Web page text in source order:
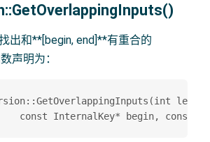
出和**[begin, end]**有重合的
声明为：
level,